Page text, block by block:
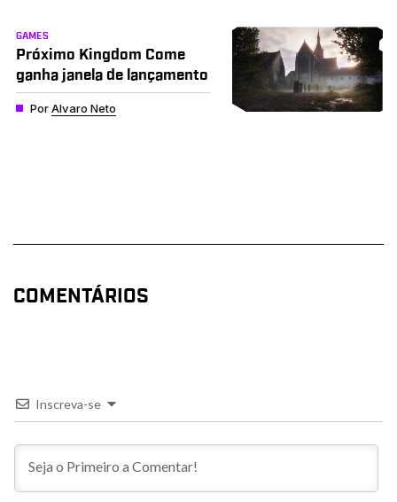
GAMES
Próximo Kingdom Come
ganha janela de lançamento
PorAlvaro Neto
COMENTÁRIOS
Inscreva-se